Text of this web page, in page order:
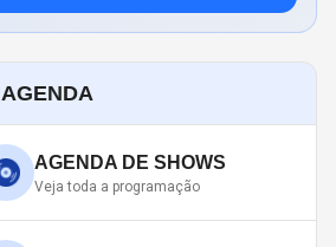
AGENDA
AGENDA DE SHOWS
Veja toda a programação